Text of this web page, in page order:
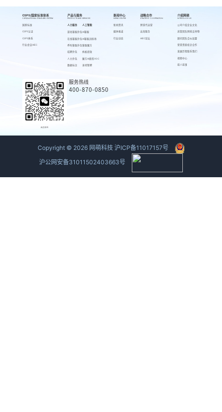
CSPS/国家标准体系
CSPS/NATIONAL STANDARD SYSTEM
国家标准
CSPS认证
CSPS体系
行业会议AIEC
产品与服务
PRODUCTS AND SERVICES
人力服务
游戏客服外包
在线客服外包
呼叫客服外包
招聘外包
人力外包
数据标注
人工智能
AI客服
AI客服训练场
客服魔方
蚂蚁绩效
魔方AI质检VOC
来呗智聘
新闻中心
NEWS CENTER
新闻资讯
媒体报道
行业动态
战略合作
STRATEGIC COOPERATION
跨境代运营
出海服务
AIEC论坛
介绍网萌
INTRODUCE US
公司介绍
高管团队
顾问团队
荣誉资质
发展历程
视频中心
萌人萌事
企业文化
网萌吉祥物
合伙加盟
校企合作
联系我们
商务联系
服务热线
400-870-0850
Copyright © 2026 网萌科技 沪ICP备11017157号
沪公网安备31011502403663号